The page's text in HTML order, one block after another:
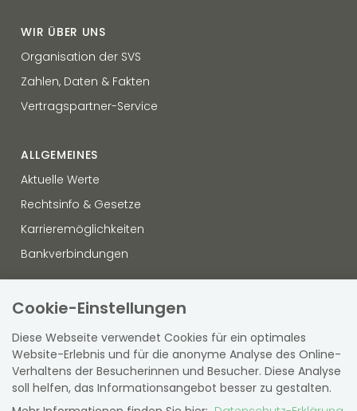
Cookie-Einstellungen
Diese Webseite verwendet Cookies für ein optimales
Website-Erlebnis und für die anonyme Analyse des Online-
Verhaltens der Besucherinnen und Besucher. Diese Analyse
soll helfen, das Informationsangebot besser zu gestalten.
WIR ÜBER UNS
Organisation der SVS
Zahlen, Daten & Fakten
Vertragspartner-Service
ALLGEMEINES
Aktuelle Werte
Rechtsinfo & Gesetze
Karrieremöglichkeiten
Bankverbindungen
OFFENLEGUNG
Hinweisgebersystem
Sitemap